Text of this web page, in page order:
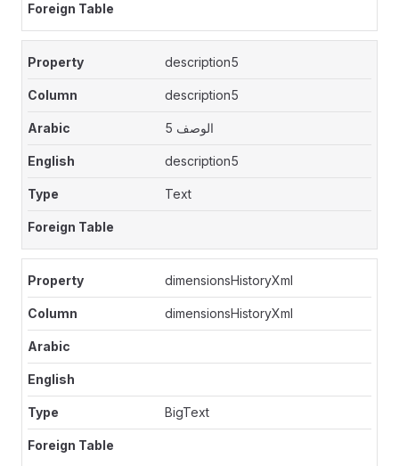
description5
description5
الوصف 5
description5
Text
dimensionsHistoryXml
dimensionsHistoryXml
BigText